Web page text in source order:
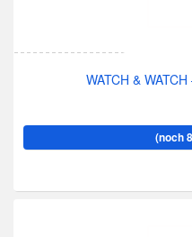
WATCH &
(noch